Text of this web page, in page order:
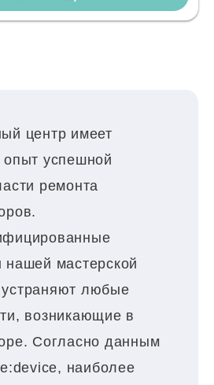
центр имеет
опыт успешной
ремонта
нашей мастерской
любые
возникающие в
Согласно данным
наиболее